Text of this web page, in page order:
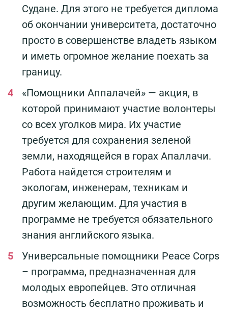
Судане. Для этого не требуется диплома
об окончании университета, достаточно
просто в совершенстве владеть языком
и иметь огромное желание поехать за
границу.
«Помощники Аппалачей» — акция, в
которой принимают участие волонтеры
со всех уголков мира. Их участие
требуется для сохранения зеленой
земли, находящейся в горах Апаллачи.
Работа найдется строителям и
экологам, инженерам, техникам и
другим желающим. Для участия в
программе не требуется обязательного
знания английского языка.
Универсальные помощники Peace Corps
– программа, предназначенная для
молодых европейцев. Это отличная
возможность бесплатно проживать и